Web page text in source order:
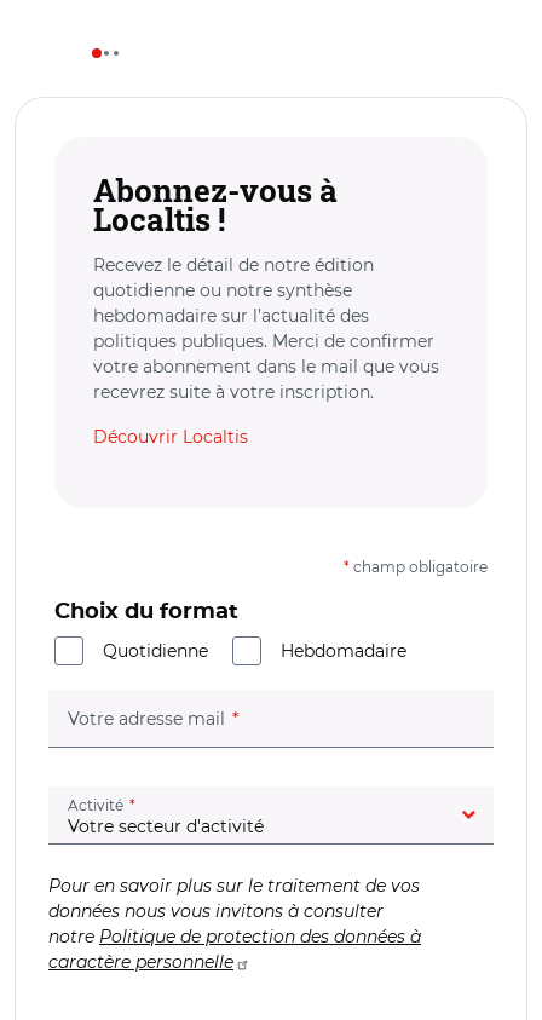
Abonnez-vous à
Localtis !
Recevez le détail de notre édition
quotidienne ou notre synthèse
hebdomadaire sur l’actualité des
politiques publiques. Merci de confirmer
votre abonnement dans le mail que vous
recevrez suite à votre inscription.
Découvrir Localtis
* champ obligatoire
Choix du format
Quotidienne
Hebdomadaire
Votre adresse mail (champ obligatoire)
Activité (champ obligatoire)
Pour en savoir plus sur le traitement de vos
données nous vous invitons à consulter
notre Politique de protection des données à
caractère personnelle